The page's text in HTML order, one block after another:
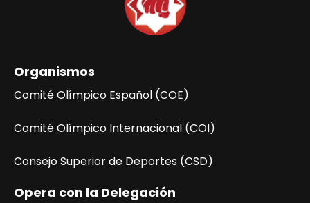
Organismos
Comité Olímpico Español (COE)
Comité Olímpico Internacional (COI)
Consejo Superior de Deportes (CSD)
Opera con la Delegación